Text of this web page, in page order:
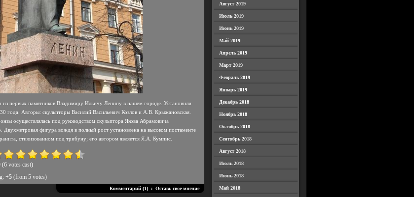
из первых памятников Владимиру Ильичу Ленину в нашем городе. Установили
года. Авторы: скульпторы Василий Васильевич Козлов и А.В. Крыжановская.
осуществлялась под руководством скульптора Якова Абрамовича
Двухметровая фигура вождя в полный рост установлена на высоком постаменте
стилизованном под трибуну; его автором является Я.А. Кумпис.
(6 votes cast)
+5(from 5 votes)
Комментарий (1): Оставь свое мнение
Август 2019
Июль 2019
Июнь 2019
Май 2019
Апрель 2019
Март 2019
Февраль 2019
Январь 2019
Декабрь 2018
Ноябрь 2018
Октябрь 2018
Сентябрь 2018
Август 2018
Июль 2018
Июнь 2018
Май 2018